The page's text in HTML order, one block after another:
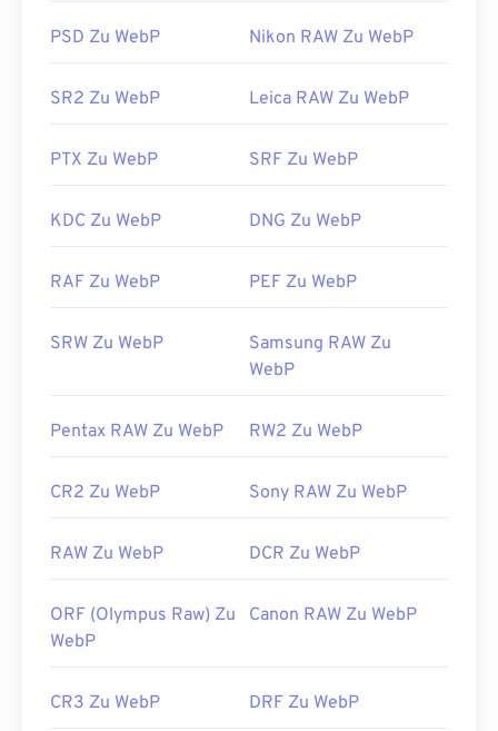
Format.
kostenlose Bildbetrachter ausprobieren. Probieren
vor der Verwendung
von IrfanView,Windows Photo
Erstveröffentlichung:
September 2010
Google Developer-Artikel zur WebP-
Verwandte WebP-Tools:
WebP-Bildern auszuwählen
PSD Zu WebP Nikon RAW Zu WebP
SR2 Zu WebP Leica RAW Zu WebP
PTX Zu WebP SRF Zu WebP
KDC Zu WebP DNG Zu WebP
RAF Zu WebP PEF Zu WebP
SRW Zu WebP
Samsung RAW Zu
WebP
Pentax RAW Zu WebP RW2 Zu WebP
CR2 Zu WebP Sony RAW Zu WebP
RAW Zu WebP DCR Zu WebP
ORF (Olympus Raw) Zu
WebP
Canon RAW Zu WebP
CR3 Zu WebP DRF Zu WebP